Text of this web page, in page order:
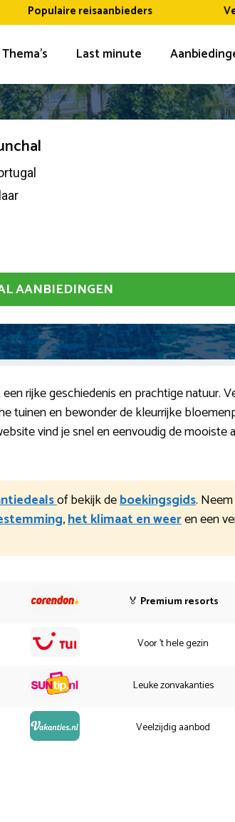
Populaire reisaanbieders
Thema’s Last minute
AANBIEDINGEN
rijke geschiedenis en prachtige natuur.
tuinen en bewonder de kleurrijke
vind je snel en eenvoudig de mooiste
of bekijk deboekingsgids.
,het klimaat en weeren een
🏅 Premium resorts
Voor 't hele gezin
Leuke zonvakanties
Veelzijdig aanbod